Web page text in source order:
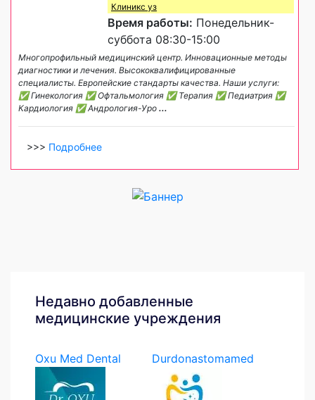
Клиникс уз
Время работы: Понедельник-
суббота 08:30-15:00
Многопрофильный медицинский центр. Инновационные методы
диагностики и лечения. Высококвалифицированные
специалисты. Европейские стандарты качества. Наши услуги:
✅ Гинекология ✅ Офтальмология ✅ Терапия ✅ Педиатрия ✅
Кардиология ✅ Андрология-Уро ...
>>> Подробнее
Недавно добавленные
медицинские учреждения
Oxu Med Dental Durdonastomamed